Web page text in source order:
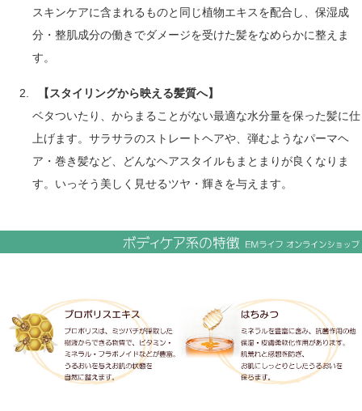
スキンケアに含まれるものと同じ植物エキスを配合し、保湿成
分・整肌成分の働きでダメージを受けた髪をなめらかに整えま
す。
【スタイリングから映える髪質へ】
ベタついたり、からまることがない最適な水分量を保った髪に仕
上げます。サラサラのストレートヘアや、弾むようなパーマヘ
ア・巻き髪など、どんなヘアスタイルもまとまりが良くなりま
す。いっそう美しく見せるツヤ・輝きを与えます。